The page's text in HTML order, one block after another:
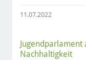
11.07.2022
Nachhaltigkeit